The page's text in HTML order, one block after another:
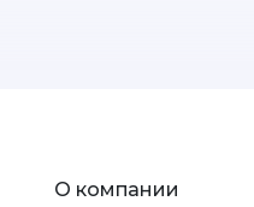
О компании